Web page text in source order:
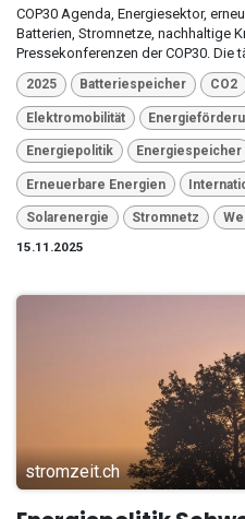
COP30 Agenda, Energiesektor,
Batterien, Stromnetze, nachhaltige
Pressekonferenzen der COP30. Die
2025 Batteriespeicher CO2
Elektromobilität
Energiepolitik Energiespeicher
Erneuerbare Energien
Solarenergie Stromnetz
15.11.2025
stromzeit.ch